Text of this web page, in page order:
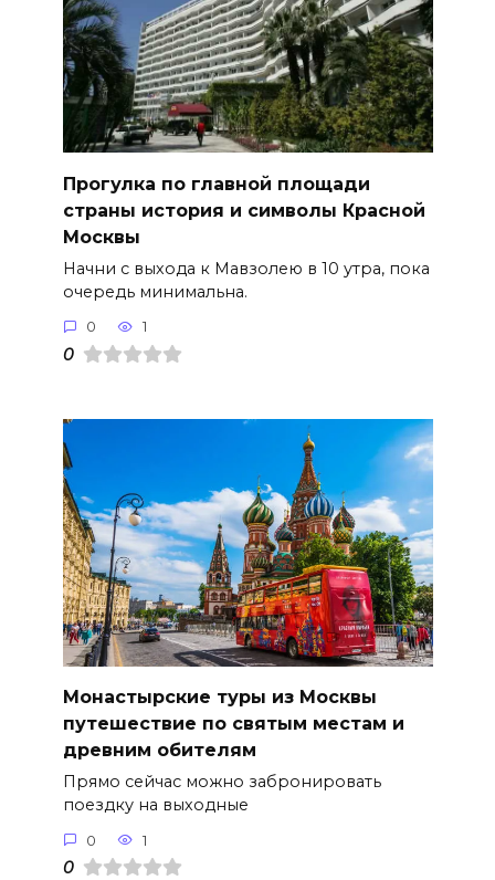
Прогулка по главной площади
страны история и символы Красной
Москвы
Начни с выхода к Мавзолею в 10 утра, пока
очередь минимальна.
0 1
0
Монастырские туры из Москвы
путешествие по святым местам и
древним обителям
Прямо сейчас можно забронировать
поездку на выходные
0 1
0